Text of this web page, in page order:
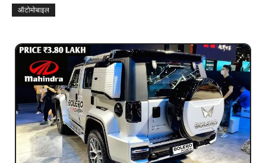
ऑटोमोबाइल